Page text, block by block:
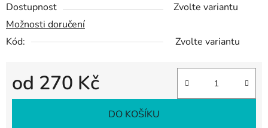
Dostupnost
Zvolte variantu
Možnosti doručení
Kód:
Zvolte variantu
od 270 Kč
Měrná cena:
DO KOŠÍKU